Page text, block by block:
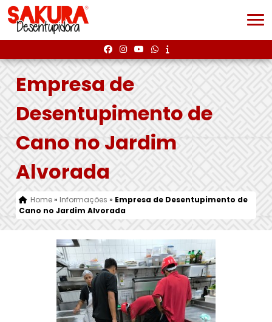
Empresa de
Desentupimento de
Cano no Jardim
Alvorada
Home» Informações » Empresa de Desentupimento de
Cano no Jardim Alvorada